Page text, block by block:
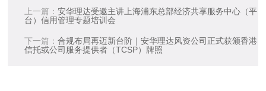
上一篇：安华理达受邀主讲上海浦东总部经济共享服务中心（平
台）信用管理专题培训会
下一篇：合规布局再迈新台阶｜安华理达风资公司正式获颁香港
信托或公司服务提供者（TCSP）牌照